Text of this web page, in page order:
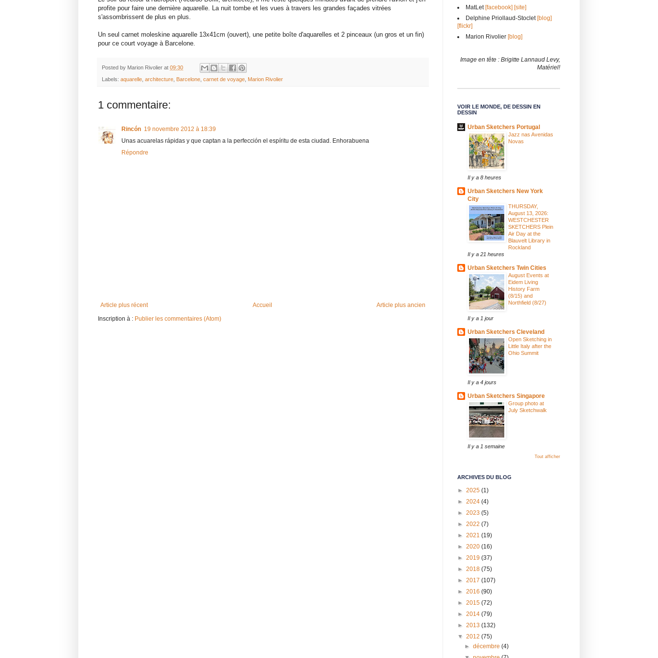
profite pour faire une dernière aquarelle. La nuit tombe et les vues à travers les grandes façades vitrées
s'assombrissent de plus en plus.
Un seul carnet moleskine aquarelle 13x41cm (ouvert), une petite boîte d'aquarelles et 2 pinceaux (un gros et un fin)
pour ce court voyage à Barcelone.
Posted by Marion Rivolier at 09:30
Labels: aquarelle architecture Barcelone carnet de voyage Marion Rivolier
1 commentaire:
Rincón 19 novembre 2012 à 18:39
Unas acuarelas rápidas y que captan a la perfección el espíritu de esta ciudad. Enhorabuena
Répondre
Article plus récent Article plus ancien
Accueil
Inscription à : Publier les commentaires (Atom)
MatLet[facebook] [site]
Delphine Priollaud-Stoclet[blog]
[flickr]
Marion Rivolier [blog]
Image en tête : Brigitte Lannaud Levy,
Matériel!
VOIR LE MONDE, DE DESSIN EN
DESSIN
Urban Sketchers Portugal
Jazz nas Avenidas
Novas
Il y a 8 heures
Urban Sketchers New York
City
THURSDAY,
August 13, 2026:
WESTCHESTER
SKETCHERS Plein
Air Day at the
Blauvelt Library in
Rockland
Il y a 21 heures
Urban Sketchers Twin Cities
August Events at
Eidem Living
History Farm
(8/15) and
Northfield (8/27)
Il y a 1 jour
Urban Sketchers Cleveland
Open Sketching in
Little Italy after the
Ohio Summit
Il y a 4 jours
Urban Sketchers Singapore
Group photo at
July Sketchwalk
Il y a 1 semaine
Tout afficher
ARCHIVES DU BLOG
► 2025 (1)
► 2024 (4)
► 2023 (5)
► 2022 (7)
► 2021 (19)
► 2020 (16)
► 2019 (37)
► 2018 (75)
► 2017 (107)
► 2016 (90)
► 2015 (72)
► 2014 (79)
► 2013 (132)
▼ 2012 (75)
►décembre(4)